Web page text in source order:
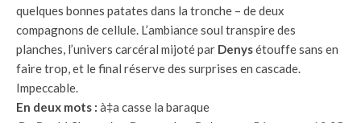
quelques bonnes patates dans la tronche – de deux
compagnons de cellule. L’ambiance soul transpire des
planches, l’univers carcéral mijoté par Denysétouffe sans en
faire trop, et le final réserve des surprises en cascade.
Impeccable.
En deux mots : à‡a casse la baraque